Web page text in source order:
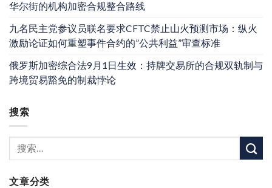
华尔街的机构加密合规整合路线
九名民主党参议员联名要求CFTC禁止山火预测市场：纵火
激励论证如何重塑事件合约的”公共利益”审查标准
俄罗斯加密综合法9月1日生效：持牌交易所的合规双轨制与
跨境贸易豁免的制裁悖论
搜索
文章分类